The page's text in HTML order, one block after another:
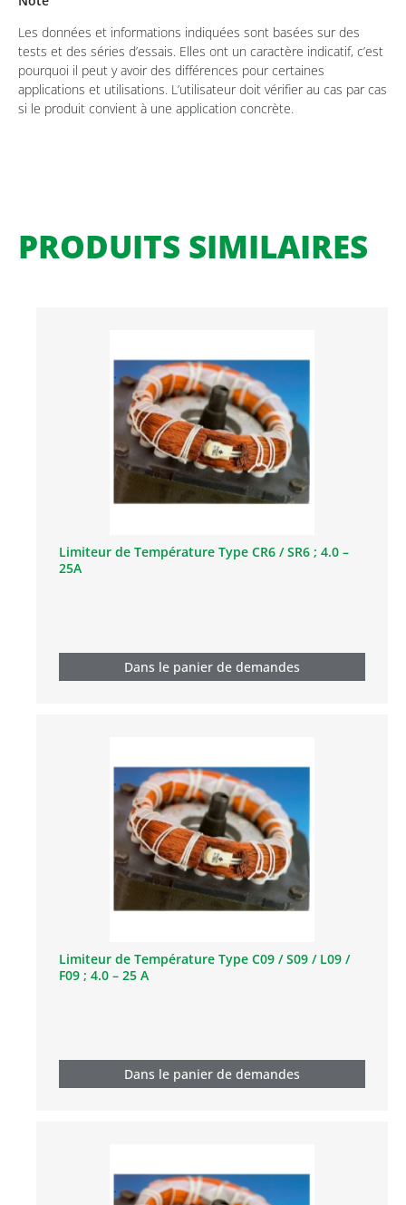
Les données et informations indiquées sont basées sur des
tests et des séries d’essais. Elles ont un caractère indicatif, c’est
pourquoi il peut y avoir des différences pour certaines
applications et utilisations. L’utilisateur doit vérifier au cas par cas
si le produit convient à une application concrète.
PRODUITS SIMILAIRES
Limiteur de Température Type CR6 / SR6 ; 4.0 –
25A
Dans le panier de demandes
Limiteur de Température Type C09 / S09 / L09 /
F09 ; 4.0 – 25 A
Dans le panier de demandes